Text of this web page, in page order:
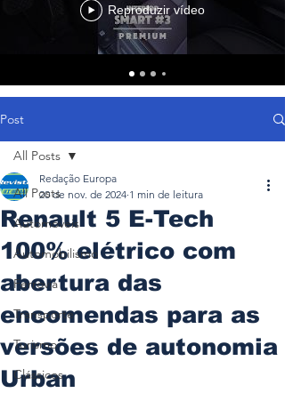
Reproduzir vídeo
Post
All Posts
Automóveis
Automobilismo
Ferrovia
Transporte
Turismo
Clássicos
All Posts
Renault 5 E-Tech
100% elétrico com
abertura das
encomendas para as
versões de autonomia
Urban
Redação Europa
20 de nov. de 2024 1 min de leitura